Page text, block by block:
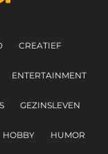
CREATIEF
ENTERTAINMENT
GEZINSLEVEN
HOBBY HUMOR